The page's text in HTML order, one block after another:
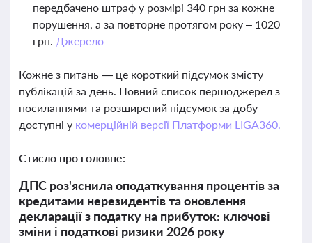
передбачено штраф у розмірі 340 грн за кожне
порушення, а за повторне протягом року – 1020
грн. Джерело
Кожне з питань — це короткий підсумок змісту
публікацій за день. Повний список першоджерел з
посиланнями та розширений підсумок за добу
доступні у комерційній версії Платформи LIGA360.
Стисло про головне:
ДПС роз'яснила оподаткування процентів за
кредитами нерезидентів та оновлення
декларації з податку на прибуток: ключові
зміни і податкові ризики 2026 року